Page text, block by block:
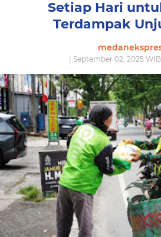
Setiap Hari
Terdampak
| September 02, 2025 WIB